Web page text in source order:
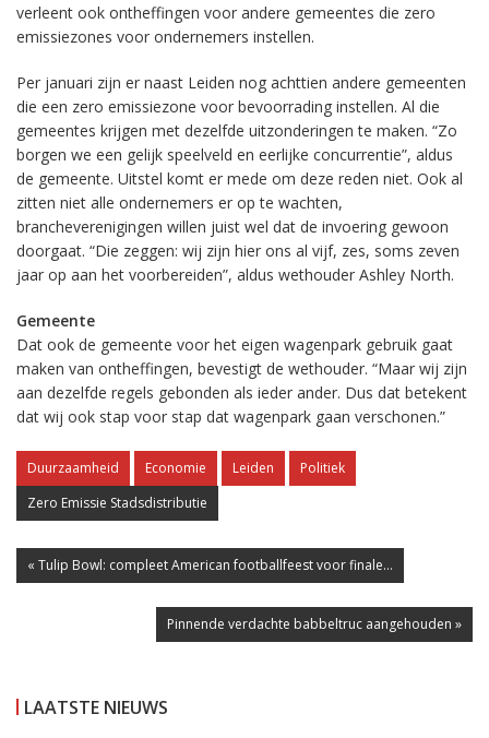
verleent ook ontheffingen voor andere gemeentes die zero
emissiezones voor ondernemers instellen.
Per januari zijn er naast Leiden nog achttien andere gemeenten
die een zero emissiezone voor bevoorrading instellen. Al die
gemeentes krijgen met dezelfde uitzonderingen te maken. “Zo
borgen we een gelijk speelveld en eerlijke concurrentie”, aldus
de gemeente. Uitstel komt er mede om deze reden niet. Ook al
zitten niet alle ondernemers er op te wachten,
brancheverenigingen willen juist wel dat de invoering gewoon
doorgaat. “Die zeggen: wij zijn hier ons al vijf, zes, soms zeven
jaar op aan het voorbereiden”, aldus wethouder Ashley North.
Gemeente
Dat ook de gemeente voor het eigen wagenpark gebruik gaat
maken van ontheffingen, bevestigt de wethouder. “Maar wij zijn
aan dezelfde regels gebonden als ieder ander. Dus dat betekent
dat wij ook stap voor stap dat wagenpark gaan verschonen.”
Duurzaamheid Economie Leiden
Politiek
Zero Emissie Stadsdistributie
« Tulip Bowl: compleet American footballfeest voor finale...
Pinnende verdachte babbeltruc aangehouden »
LAATSTE NIEUWS